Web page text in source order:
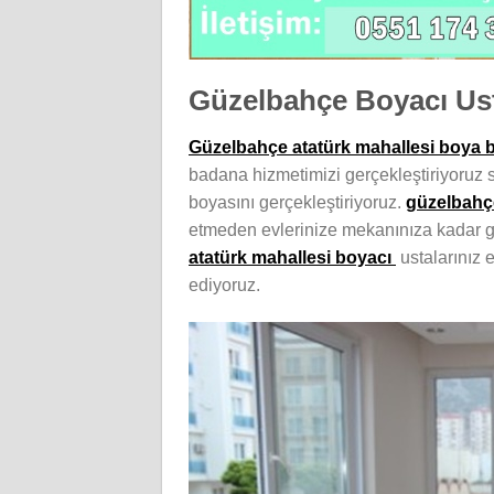
Güzelbahçe Boyacı
Güzelbahçe atatürk mahallesi boya
badana hizmetimizi gerçekleştiriyoruz
boyasını gerçekleştiriyoruz.
etmeden evlerinize mekanınıza kadar
atatürk mahallesi boyacı
ediyoruz.